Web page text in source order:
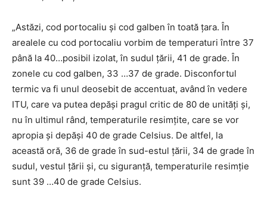
„Astăzi, cod portocaliu și cod galben în toată țara. În
arealele cu cod portocaliu vorbim de temperaturi între 37
până la 40…posibil izolat, în sudul țării, 41 de grade. În
zonele cu cod galben, 33 …37 de grade. Disconfortul
termic va fi unul deosebit de accentuat, având în vedere
ITU, care va putea depăși pragul critic de 80 de unități și,
nu în ultimul rând, temperaturile resimțite, care se vor
apropia și depăși 40 de grade Celsius. De altfel, la
această oră, 36 de grade în sud-estul țării, 34 de grade în
sudul, vestul țării și, cu siguranță, temperaturile resimție
sunt 39 …40 de grade Celsius.